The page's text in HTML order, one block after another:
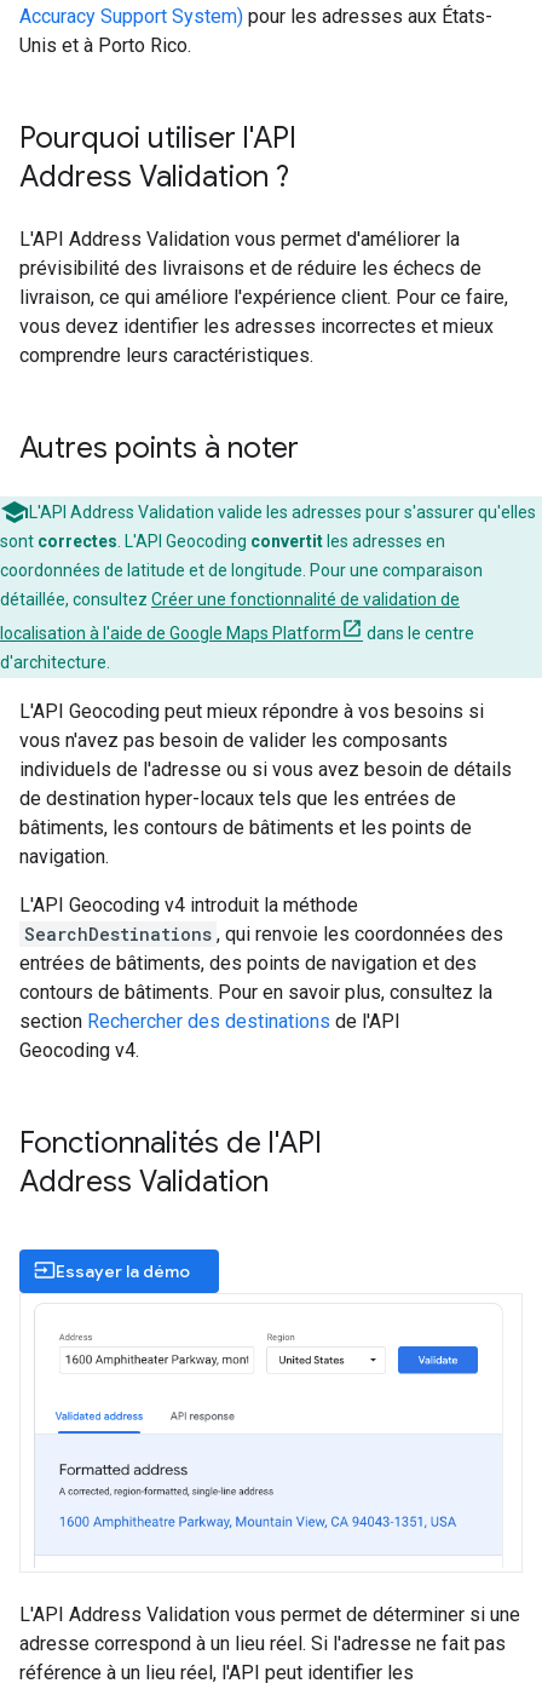
Accuracy Support System) pour les adresses aux États-
Unis et à Porto Rico.
Pourquoi utiliser l'API
Address Validation ?
L'API Address Validation vous permet d'améliorer la
prévisibilité des livraisons et de réduire les échecs de
livraison, ce qui améliore l'expérience client. Pour ce faire,
vous devez identifier les adresses incorrectes et mieux
comprendre leurs caractéristiques.
Autres points à noter
L'API Address Validation valide les adresses pour s'assurer qu'elles
sont correctes . L'API Geocoding convertit les adresses en
coordonnées de latitude et de longitude. Pour une comparaison
détaillée, consultez Créer une fonctionnalité de validation de
localisation à l'aide de Google Maps Platform
dans le centre
d'architecture.
L'API Geocoding peut mieux répondre à vos besoins si
vous n'avez pas besoin de valider les composants
individuels de l'adresse ou si vous avez besoin de détails
de destination hyper-locaux tels que les entrées de
bâtiments, les contours de bâtiments et les points de
navigation.
L'API Geocoding v4 introduit la méthode
SearchDestinations , qui renvoie les coordonnées des
entrées de bâtiments, des points de navigation et des
contours de bâtiments. Pour en savoir plus, consultez la
section Rechercher des destinations de l'API
Geocoding v4.
Fonctionnalités de l'API
Address Validation
inputEssayer la démo
L'API Address Validation vous permet de déterminer si une
adresse correspond à un lieu réel. Si l'adresse ne fait pas
référence à un lieu réel, l'API peut identifier les